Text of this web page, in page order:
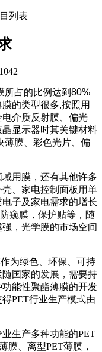
列表
所占的比例达到80%
的类型很多,按照用
介质反射膜、偏光
显示器时其关键材料
薄膜、彩色光片、偏
用膜，还有其他许多
、家电控制面板用单
子及家电需求的增长
窥膜，保护贴等，随
，光学膜的市场空间
为绿色、环保、可持
国家的发展，需要持
能性聚酯薄膜的开发
PET行业生产模式由
生产多种功能的PET
膜、离型PET薄膜，